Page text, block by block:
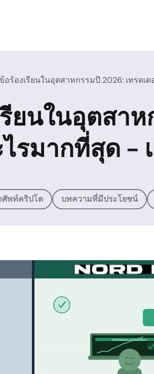
อร้องเรียนในอุตสาหกรรมปี 2026: เทรดเ
ยนในอุตสาห
ไรมากที่สุด -
ศัพท์คริปโต บทความที่มีประโยชน์